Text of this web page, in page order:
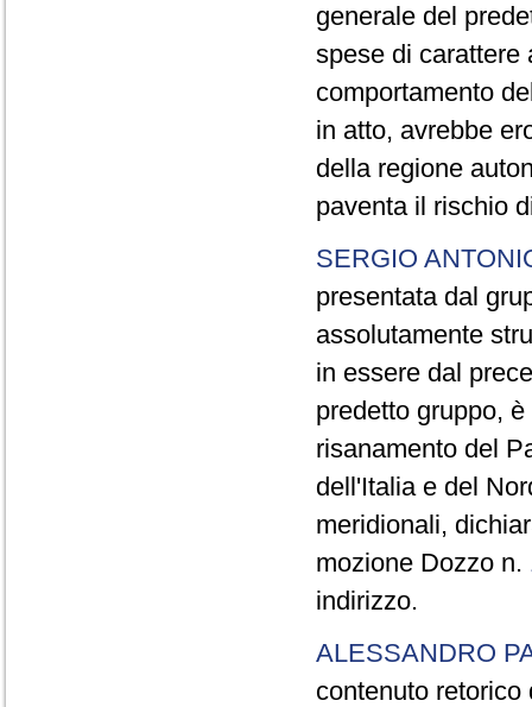
generale del
spese di carattere
comportamento
in atto, avrebbe
della regione
paventa il rischio
SERGIO
presentata dal
assolutamente
in essere dal
predetto gruppo,
risanamento del
dell'Italia e del
meridionali,
mozione Dozzo n.
indirizzo.
ALESSANDRO
contenuto